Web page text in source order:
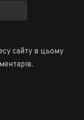
сайту в цьому